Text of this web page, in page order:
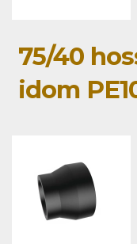
75/40
idom